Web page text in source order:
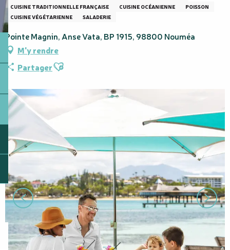
CUISINE TRADITIONNELLE FRANÇAISE
CUISINE OCÉANIENNE
POISSON
CUISINE VÉGÉTARIENNE
SALADERIE
Pointe Magnin, Anse Vata, BP 1915, 98800 Nouméa
M'y rendre
PartagerAjouter aux favoris